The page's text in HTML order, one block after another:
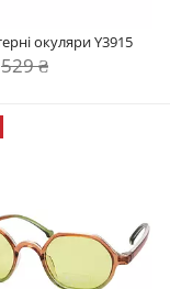
окуляри Y3915
529 ₴